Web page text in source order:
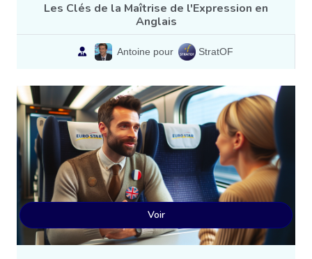
Les Clés de la Maîtrise de l'Expression en
Anglais
Antoine pour StratOF
Voir